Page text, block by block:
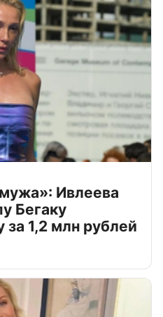
Ивлеева
Бегаку
1,2 млн рублей